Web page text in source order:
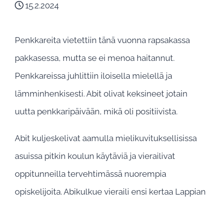
15.2.2024
Penkkareita vietettiin tänä vuonna rapsakassa
pakkasessa, mutta se ei menoa haitannut.
Penkkareissa juhlittiin iloisella mielellä ja
lämminhenkisesti. Abit olivat keksineet jotain
uutta penkkaripäivään, mikä oli positiivista.
Abit kuljeskelivat aamulla mielikuvituksellisissa
asuissa pitkin koulun käytäviä ja vierailivat
oppitunneilla tervehtimässä nuorempia
opiskelijoita. Abikulkue vieraili ensi kertaa Lappian